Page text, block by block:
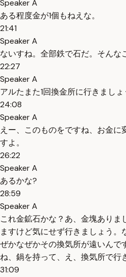
Speaker A
ある程度金が1個もねえな。
21:41
Speaker A
ないすね。全部鉄で石だ。そんな
22:27
Speaker A
アルたまた1回換金所に行きましょ
24:08
Speaker A
えー、このものをですね、お金
すよ。
26:22
Speaker A
あるかな?
28:59
Speaker A
これ金鉱石かな？あ、金塊ありま
ますけど気にせず行きましょう
ぜかなぜかその換気所が遠いんで
ね、鍋を持って、え、換気所で行
31:09